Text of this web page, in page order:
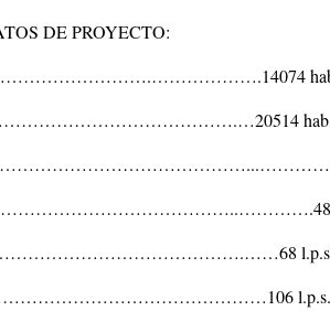
DE PROYECTO:
l.p.s.